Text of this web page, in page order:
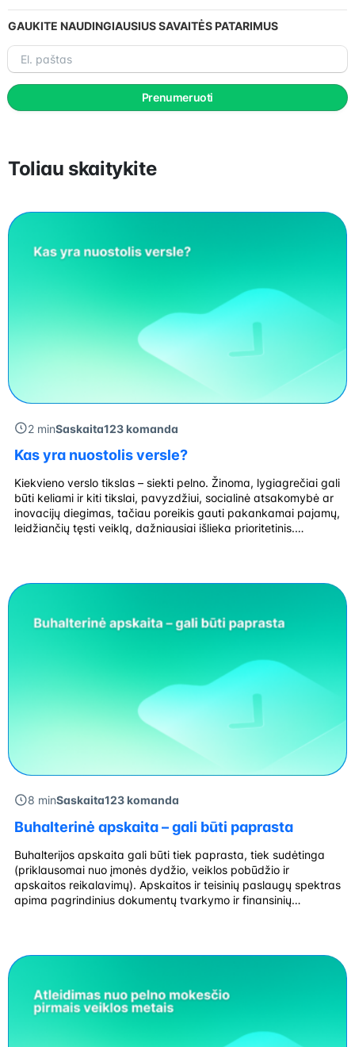
GAUKITE NAUDINGIAUSIUS SAVAITĖS PATARIMUS
El.
paštas
Prenumeruoti
Toliau skaitykite
2 minSaskaita123 komanda
Kas yra nuostolis versle?
Kiekvieno verslo tikslas – siekti pelno. Žinoma, lygiagrečiai gali
būti keliami ir kiti tikslai, pavyzdžiui, socialinė atsakomybė ar
inovacijų diegimas, tačiau poreikis gauti pakankamai pajamų,
leidžiančių tęsti veiklą, dažniausiai išlieka prioritetinis.
įvertinus […]
8 minSaskaita123 komanda
Buhalterinė apskaita – gali būti paprasta
Buhalterijos apskaita gali būti tiek paprasta, tiek sudėtinga
(priklausomai nuo įmonės dydžio, veiklos pobūdžio ir
apskaitos reikalavimų). Apskaitos ir teisinių paslaugų spektras
apima pagrindinius dokumentų tvarkymo ir finansinių
yra buhalterinė […]